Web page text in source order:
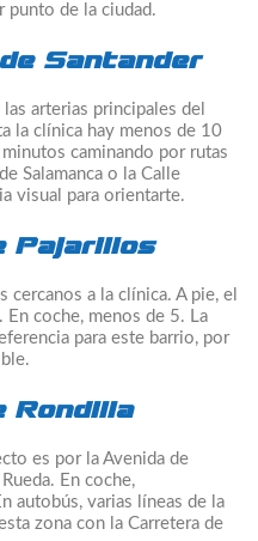
punto de la ciudad.
Santander
arterias principales del
la clínica hay menos de 10
caminando por rutas
Salamanca o la Calle
visual para orientarte.
Pajarillos
cercanos a la clínica. A pie, el
coche, menos de 5. La
para este barrio, por
Rondilla
es por la Avenida de
En coche,
autobús, varias líneas de la
zona con la Carretera de